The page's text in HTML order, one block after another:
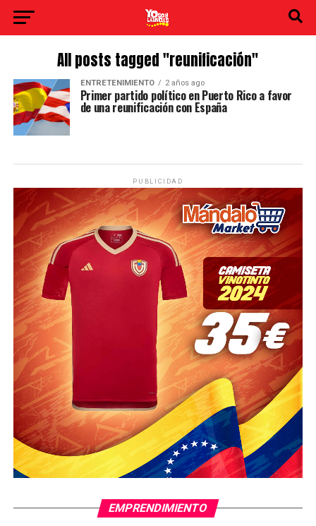
All posts tagged "reunificación"
ENTRETENIMIENTO 2 años ago
Primer partido político en Puerto Rico a favor
de una reunificación con España
PUBLICIDAD
EMPRENDIMIENTO